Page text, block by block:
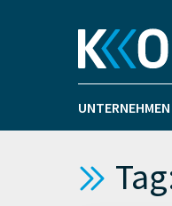
UNTERNEHMEN